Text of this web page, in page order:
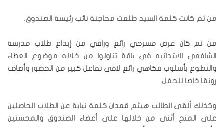
من ثم كانت كلمة السيد طلعت محاجنة نائب رئيسة الصندوق.
من ثم كان عرض مسرحي رائع وراقي من إبداع طلاب مدرسة
الشافعي الابتدائيه في باقة تناولوا من خلاله موضوع العطاء
والتطوع بأسلوب فكاهي رائع لاقى تفاعل كبير من الحضور وأضاف
رونقا خاصا للحفل.
وكذلك ألقى الطالب هيثم قعدان كلمة نيابة عن الطلاب الحاصلين
على المنح أثنى من خلالها على أعضاء الصندوق والمحسنين